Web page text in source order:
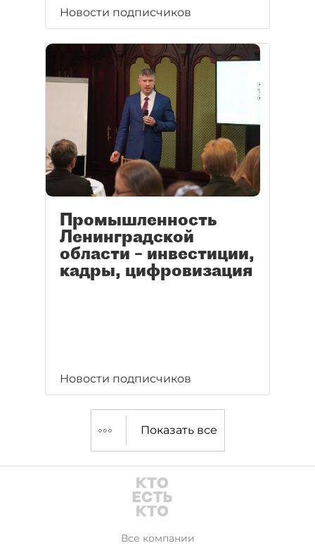
Новости подписчиков
Промышленность
Ленинградской
области – инвестиции,
кадры, цифровизация
Новости подписчиков
Показать все
Все компании